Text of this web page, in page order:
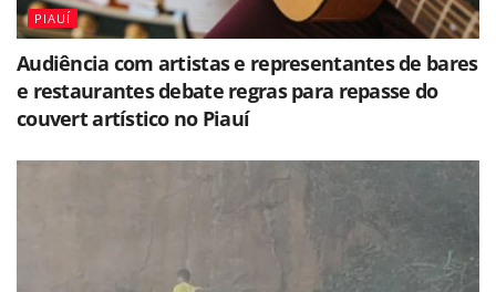
PIAUÍ
Audiência com artistas e representantes de bares
e restaurantes debate regras para repasse do
couvert artístico no Piauí